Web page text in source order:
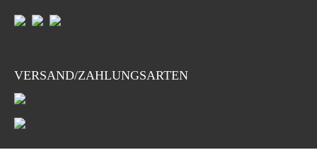
VERSAND/ZAHLUNGSARTEN